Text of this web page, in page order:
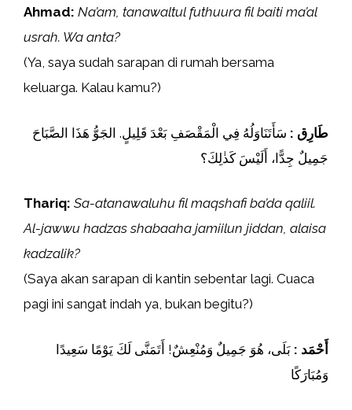
Ahmad: Na’am, tanawaltul futhuura fil baiti ma’al
usrah. Wa anta?
(Ya, saya sudah sarapan di rumah bersama
keluarga. Kalau kamu?)
طَارِق : سَأَتَنَاوَلُهُ فِي الْمَقْصَفِ بَعْدَ قَلِيلٍ. الجَوُّ هَذَا الصَّبَاحَ
جَمِيلٌ جِدًّا، أَلَيْسَ كَذٰلِكَ؟
Thariq: Sa-atanawaluhu fil maqshafi ba’da qaliil.
Al-jawwu hadzas shabaaha jamiilun jiddan, alaisa
kadzalik?
(Saya akan sarapan di kantin sebentar lagi. Cuaca
pagi ini sangat indah ya, bukan begitu?)
أَحْمَد : بَلَى، هُوَ جَمِيلٌ وَمُنْعِشٌ! أَتَمَنَّى لَكَ يَوْمًا سَعِيدًا
وَمُبَارَكًا